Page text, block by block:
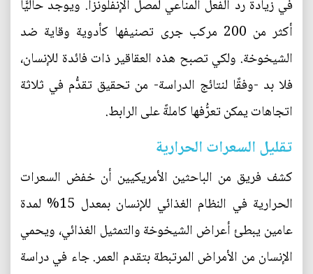
في زيادة رد الفعل المناعي لمصل الإنفلونزا. ويوجد حاليًّا
أكثر من 200 مركب جرى تصنيفها كأدوية وقاية ضد
الشيخوخة. ولكي تصبح هذه العقاقير ذات فائدة للإنسان،
فلا بد -وفقًا لنتائج الدراسة- من تحقيق تقدُّم في ثلاثة
اتجاهات يمكن تعرُّفها كاملةً على الرابط.
تقليل السعرات الحرارية
كشف فريق من الباحثين الأمريكيين أن خفض السعرات
الحرارية في النظام الغذائي للإنسان بمعدل 15% لمدة
عامين يبطئ أعراض الشيخوخة والتمثيل الغذائي، ويحمي
الإنسان من الأمراض المرتبطة بتقدم العمر. جاء في دراسة